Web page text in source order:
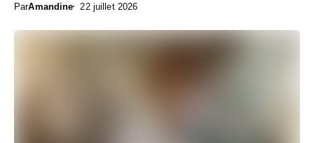
ParAmandine 22 juillet 2026